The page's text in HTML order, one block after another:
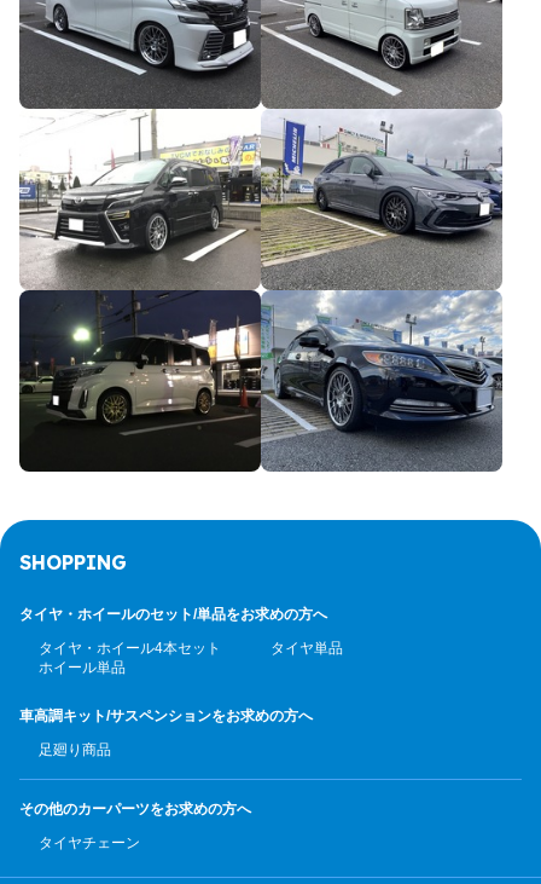
SHOPPING
タイヤ・ホイールのセット/単品をお求めの方へ
タイヤ・ホイール4本セット
タイヤ単品
ホイール単品
車高調キット/サスペンションをお求めの方へ
足廻り商品
その他のカーパーツをお求めの方へ
タイヤチェーン